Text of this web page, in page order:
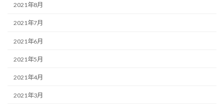
2021年8月
2021年7月
2021年6月
2021年5月
2021年4月
2021年3月